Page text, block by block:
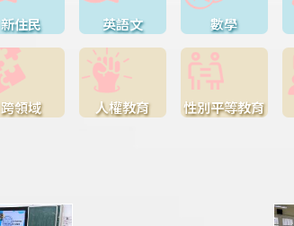
新住民 英語文 數學
跨領域 人權教育 性別平等教育